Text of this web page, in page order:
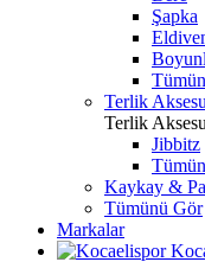
Şapka
Terlik
Terlik
Jibbitz
Kaykay &
Tümünü Gör
Markalar